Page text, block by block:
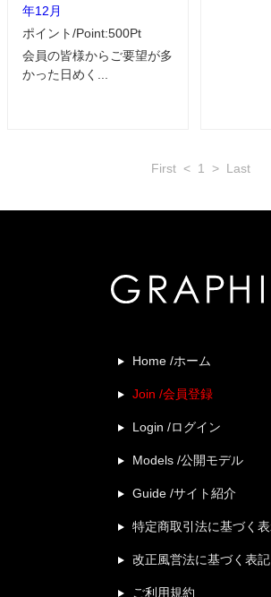
年12月
ポイント/Point:500Pt
会員の皆様からご要望が多
かった日めく...
First < 1 > Last
Home /ホーム
Join /会員登録
Login /ログイン
Models /公開モデル
Guide /サイト紹介
特定商取引法に基づく
改正風営法に基づく表記
ご利用規約